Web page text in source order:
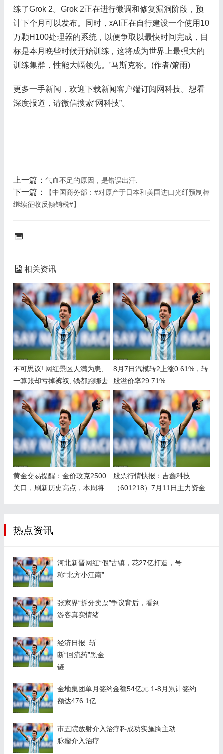
练了Grok 2。Grok 2正在进行微调和修复漏洞阶段，预
计下个月可以发布。同时，xAI正在自行建设一个使用10
万颗H100处理器的系统，以便争取以最快时间完成，目
标是本月晚些时候开始训练，这将成为世界上最强大的
训练集群，性能大幅领先。”马斯克称。(作者/箫雨)
更多一手新闻，欢迎下载新闻客户端订阅网科技。想看
深度报道，请微信搜索“网科技”。
上一篇： 气血不足的原因，是错误出汗.
下一篇：
【中国商务部：#对原产于日本和美国进口光纤预制棒
继续征收反倾销税#】
相关资讯
不可思议! 网红景区人满为患,
一算账却亏掉裤衩, 钱都跑哪去
了?
8月7日汽模转2上涨0.61%，转
股溢价率29.71%
黄金交易提醒：金价攻克2500
关口，刷新历史高点，本周将
股票行情快报：吉鑫科技
（601218）7月11日主力资金
热点资讯
河北新晋网红“假”古镇，花27亿打造，号
称“北方小江南”...
张家界“拆分卖票”争议背后，看到
游客真实情绪...
经济日报: 斩
断“回流药”黑金
链...
金地集团单月签约金额54亿元 1-8月累计签约
额达476.1亿...
市五院放射介入治疗科成功实施胸主动
脉瘤介入治疗...